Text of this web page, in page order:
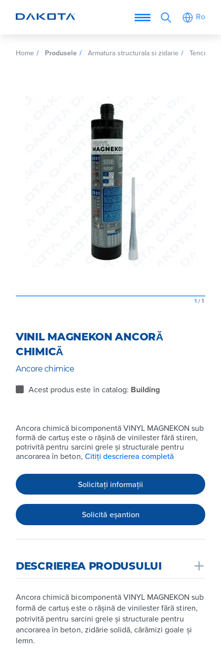
Ro
Home Produsele Armatura structurala si zidarie Tencuiala
1 /1
VINIL MAGNEKON ANCORĂ
CHIMICĂ
Ancore chimice
Acest produs este în catalog: Building
Ancora chimică bicomponentă VINYL MAGNEKON sub
formă de cartuș este o rășină de vinilester fără stiren,
potrivită pentru sarcini grele și structurale pentru
ancorarea în beton, Citiți descrierea completă
Solicitați informații
Solicită eșantion
DESCRIEREA PRODUSULUI
Ancora chimică bicomponentă VINYL MAGNEKON sub
formă de cartuș este o rășină de vinilester fără stiren,
potrivită pentru sarcini grele și structurale pentru
ancorarea în beton, zidărie solidă, cărămizi goale și
lemn.